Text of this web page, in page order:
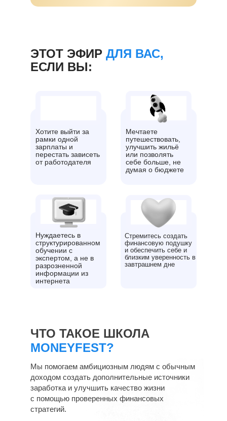
ЭТОТ ЭФИР ДЛЯ ВАС,
ЕСЛИ ВЫ:
Хотите выйти за
рамки одной
зарплаты и
перестать зависеть
от работодателя
Мечтаете
путешествовать,
улучшить жильё
или позволять
себе больше, не
думая о бюджете
Нуждаетесь в
структурированном
обучении с
экспертом, а не в
разрозненной
информации из
интернета
Стремитесь создать
финансовую подушку
и обеспечить себе и
близким уверенность в
завтрашнем дне
Мы помогаем амбициозным людям с обычным
доходом создать дополнительные источники
заработка и улучшить качество жизни
с помощью проверенных финансовых
стратегий.
ЧТО ТАКОЕ ШКОЛА
MONEYFEST?